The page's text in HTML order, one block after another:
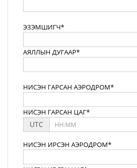
ЭЗЭМШИГЧ*
АЯЛЛЫН ДУГААР*
НИСЭН ГАРСАН АЭРОДРОМ*
НИСЭН ГАРСАН ЦАГ*
UTC
НИСЭН ИРСЭН АЭРОДРОМ*